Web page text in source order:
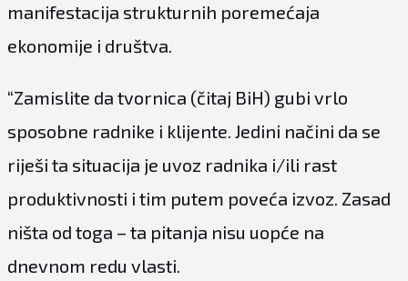
manifestacija strukturnih poremećaja
ekonomije i društva.
“Zamislite da tvornica (čitaj BiH) gubi vrlo
sposobne radnike i klijente. Jedini načini da se
riješi ta situacija je uvoz radnika i/ili rast
produktivnosti i tim putem poveća izvoz. Zasad
ništa od toga – ta pitanja nisu uopće na
dnevnom redu vlasti.